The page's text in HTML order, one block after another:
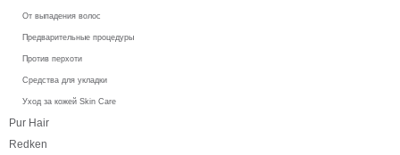
От выпадения волос
Предварительные процедуры
Против перхоти
Средства для укладки
Уход за кожей Skin Care
Pur Hair
Redken